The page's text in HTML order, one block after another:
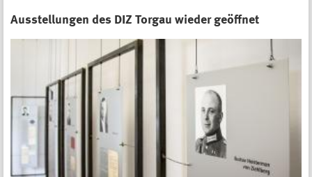
Ausstellungen des DIZ Torgau wieder geöffnet